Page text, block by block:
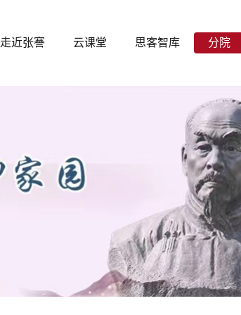
走近张謇 云课堂 思客智库 分院